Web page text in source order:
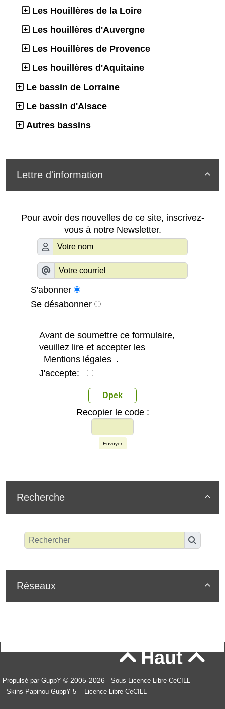
Les Houillères de la Loire
Les houillères d'Auvergne
Les Houillères de Provence
Les houillères d'Aquitaine
Le bassin de Lorraine
Le bassin d'Alsace
Autres bassins

Lettre d'information
Pour avoir des nouvelles de ce site, inscrivez-
vous à notre Newsletter.
S'abonner
Se désabonner
Avant de soumettre ce formulaire,
veuillez lire et accepter les
Mentions légales .
J'accepte:
Dpek
Recopier le code :
Envoyer

Recherche

Réseaux
Haut
Propulsé par GuppY © 2005-2026
Sous Licence Libre CeCILL
Skins Papinou GuppY 5
Licence Libre CeCILL